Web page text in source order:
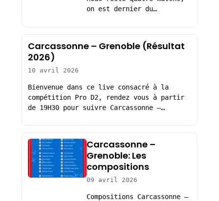
on est dernier du…
Carcassonne – Grenoble (Résultat
2026)
10 avril 2026
Bienvenue dans ce live consacré à la
compétition Pro D2, rendez vous à partir
de 19H30 pour suivre Carcassonne –…
Carcassonne –
Grenoble: Les
compositions
09 avril 2026
Compositions Carcassonne –